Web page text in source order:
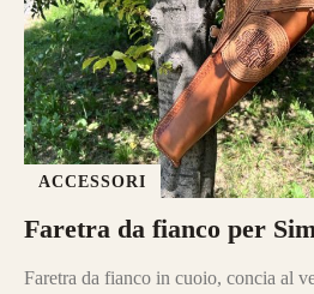
ACCESSORI
Faretra da fianco per
Faretra da fianco in cuoio, concia al